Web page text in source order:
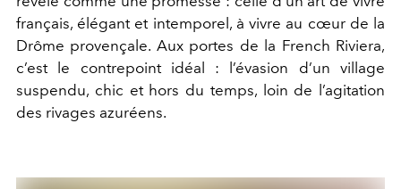
français, élégant et intemporel, à vivre au cœur de la
Drôme provençale. Aux portes de la French Riviera,
c’est le contrepoint idéal : l’évasion d’un village
suspendu, chic et hors du temps, loin de l’agitation
des rivages azuréens.